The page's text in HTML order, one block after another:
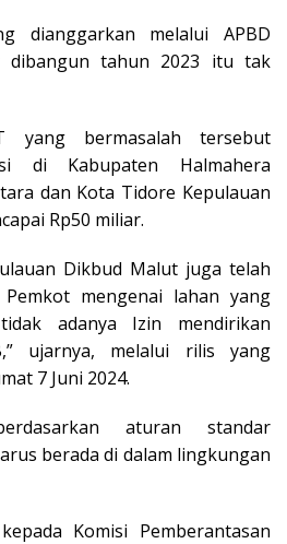
dianggarkan melalui APBD
dibangun tahun 2023 itu tak
yang bermasalah tersebut
di Kabupaten Halmahera
dan Kota Tidore Kepulauan
Rp50 miliar.
Dikbud Malut juga telah
mengenai lahan yang
adanya Izin mendirikan
ujarnya, melalui rilis yang
7 Juni 2024.
aturan standar
berada di dalam lingkungan
Komisi Pemberantasan